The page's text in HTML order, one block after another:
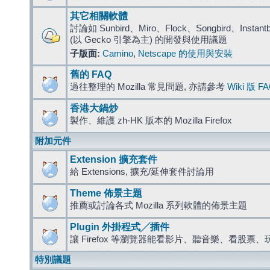
其它相關軟體
討論如 Sunbird、Miro、Flock、Songbird、
(以 Gecko 引擎為主) 的開發與使用議題
子版面: Camino, Netscape 的使用與安裝
舊的 FAQ
過往整理的 Mozilla 常見問題, 亦請參考 Wiki 版
香港大鍋炒
製作、維護 zh-HK 版本的 Mozilla Firefox
附加元件
Extension 擴充套件
給 Extensions, 擴充/延伸套件討論用
Theme 佈景主題
推薦或討論各式 Mozilla 系列軟體的佈景主題
Plugin 外掛程式╱插件
讓 Firefox 等瀏覽器能看影片、聽音樂、看股票、
特別議題